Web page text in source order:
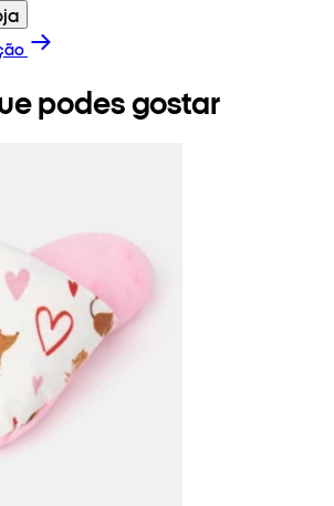
podes gostar